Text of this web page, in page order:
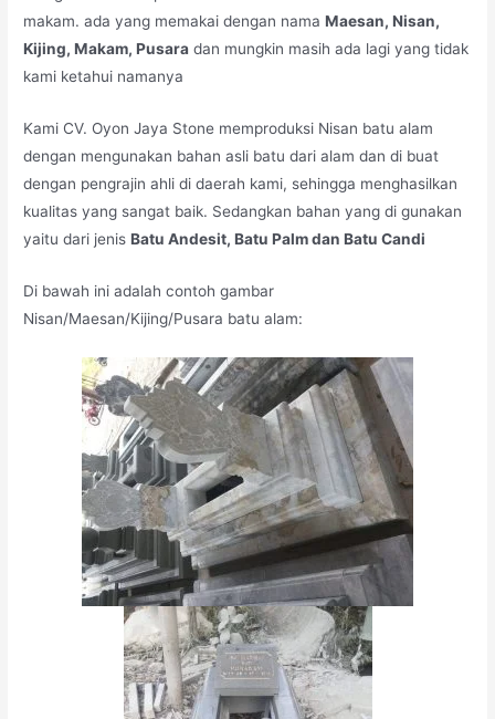
makam. ada yang memakai dengan namaMaesan, Nisan,
Kijing, Makam, Pusara dan mungkin masih ada lagi yang tidak
kami ketahui namanya
Kami CV. Oyon Jaya Stone memproduksi Nisan batu alam
dengan mengunakan bahan asli batu dari alam dan di buat
dengan pengrajin ahli di daerah kami, sehingga menghasilkan
kualitas yang sangat baik. Sedangkan bahan yang di gunakan
yaitu dari jenisBatu Andesit, Batu Palm dan Batu Candi
Di bawah ini adalah contoh gambar
Nisan/Maesan/Kijing/Pusara batu alam: